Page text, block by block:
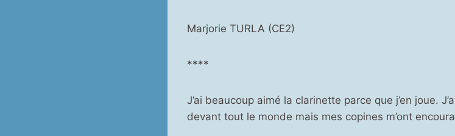
Marjorie TURLA (CE2)
****
J’ai beaucoup aimé la clarinette parce que j’en joue.
devant tout le monde mais mes copines m’ont